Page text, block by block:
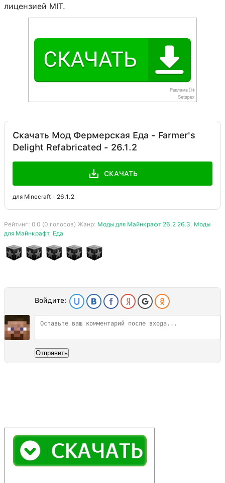
лицензией MIT.
Скачать Мод Фермерская Еда - Farmer's
Delight Refabricated - 26.1.2
СКАЧАТЬ
для Minecraft - 26.1.2
Рейтинг: 0.0 (0 голосов) Жанр: Моды для Майнкрафт 26.2 26.3, Моды
для Майнкрафт, Еда
Войдите:
Отправить